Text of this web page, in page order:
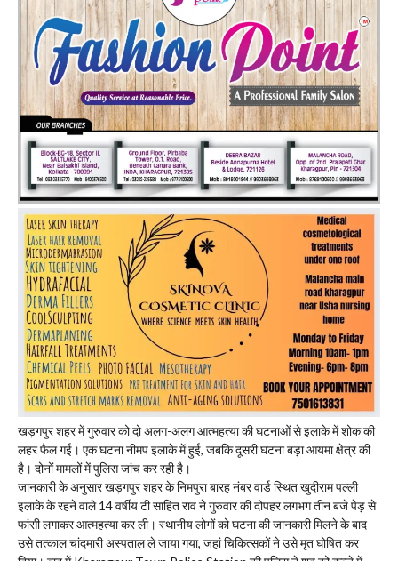
खड़गपुर शहर में गुरुवार को दो अलग-अलग आत्महत्या की घटनाओं से इलाके में शोक की
लहर फैल गई। एक घटना नीमप इलाके में हुई, जबकि दूसरी घटना बड़ा आयमा क्षेत्र की
है। दोनों मामलों में पुलिस जांच कर रही है।
जानकारी के अनुसार खड़गपुर शहर के निमपुरा बारह नंबर वार्ड स्थित खुदीराम पल्ली
इलाके के रहने वाले 14 वर्षीय टी साहित राव ने गुरुवार की दोपहर लगभग तीन बजे पेड़ से
फांसी लगाकर आत्महत्या कर ली। स्थानीय लोगों को घटना की जानकारी मिलने के बाद
उसे तत्काल चांदमारी अस्पताल ले जाया गया, जहां चिकित्सकों ने उसे मृत घोषित कर